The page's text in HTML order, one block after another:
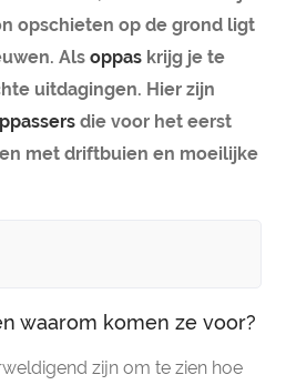
opschieten op de grond ligt
Als oppaskrijg je te
uitdagingen. Hier zijn
die voor het eerst
met driftbuien en moeilijke
waarom komen ze voor?
zijn om te zien hoe